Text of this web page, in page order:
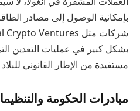
بإمكانية الوصول إلى مصادر
بشكل كبير في عمليات التعدين
مستفيدة من الإطار القانوني
مبادرات الحكومة